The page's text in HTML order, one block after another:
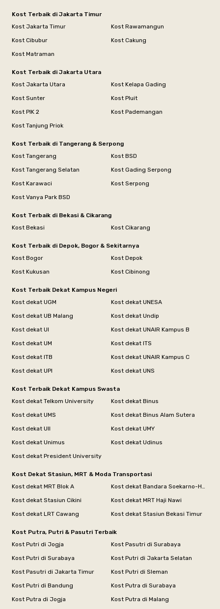
Kost Terbaik di Jakarta Timur
Kost Jakarta Timur
Kost Rawamangun
Kost Cibubur
Kost Cakung
Kost Matraman
Kost Terbaik di Jakarta Utara
Kost Jakarta Utara
Kost Kelapa Gading
Kost Sunter
Kost Pluit
Kost PIK 2
Kost Pademangan
Kost Tanjung Priok
Kost Terbaik di Tangerang & Serpong
Kost Tangerang
Kost BSD
Kost Tangerang Selatan
Kost Gading Serpong
Kost Karawaci
Kost Serpong
Kost Vanya Park BSD
Kost Terbaik di Bekasi & Cikarang
Kost Bekasi
Kost Cikarang
Kost Terbaik di Depok, Bogor & Sekitarnya
Kost Bogor
Kost Depok
Kost Kukusan
Kost Cibinong
Kost Terbaik Dekat Kampus Negeri
Kost dekat UGM
Kost dekat UNESA
Kost dekat UB Malang
Kost dekat Undip
Kost dekat UI
Kost dekat UNAIR Kampus B
Kost dekat UM
Kost dekat ITS
Kost dekat ITB
Kost dekat UNAIR Kampus C
Kost dekat UPI
Kost dekat UNS
Kost Terbaik Dekat Kampus Swasta
Kost dekat Telkom University
Kost dekat Binus
Kost dekat UMS
Kost dekat Binus Alam Sutera
Kost dekat UII
Kost dekat UMY
Kost dekat Unimus
Kost dekat Udinus
Kost dekat President University
Kost Dekat Stasiun, MRT & Moda Transportasi
Kost dekat MRT Blok A
Kost dekat Bandara Soekarno-Hatta
Kost dekat Stasiun Cikini
Kost dekat MRT Haji Nawi
Kost dekat LRT Cawang
Kost dekat Stasiun Bekasi Timur
Kost Putra, Putri & Pasutri Terbaik
Kost Putri di Jogja
Kost Pasutri di Surabaya
Kost Putri di Surabaya
Kost Putri di Jakarta Selatan
Kost Pasutri di Jakarta Timur
Kost Putri di Sleman
Kost Putri di Bandung
Kost Putra di Surabaya
Kost Putra di Jogja
Kost Putra di Malang